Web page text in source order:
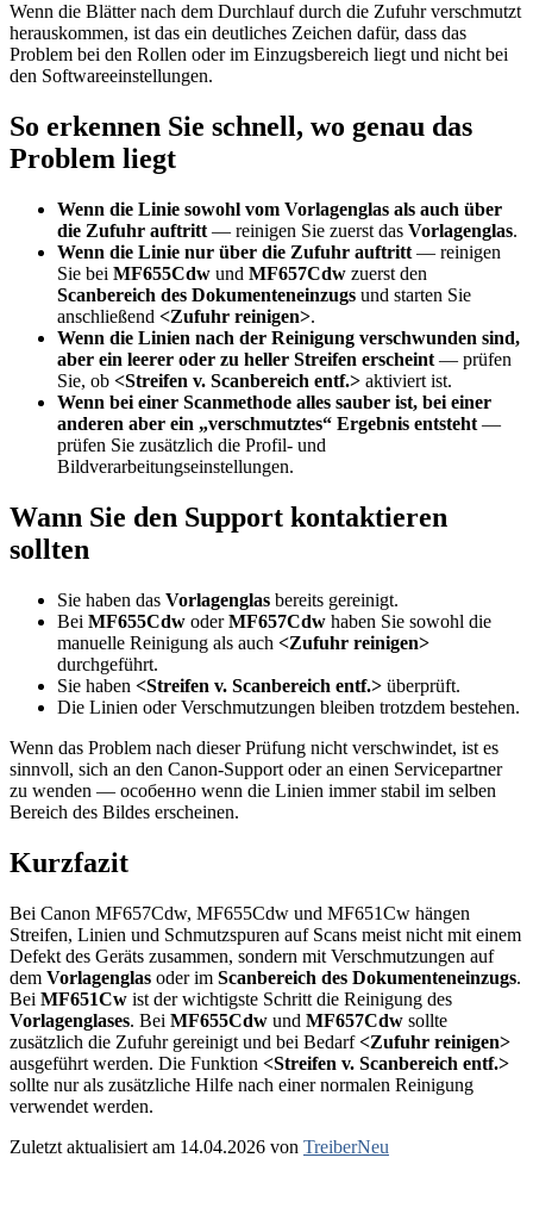
Wenn die Blätter nach dem Durchlauf durch die Zufuhr verschmutzt
herauskommen, ist das ein deutliches Zeichen dafür, dass das
Problem bei den Rollen oder im Einzugsbereich liegt und nicht bei
den Softwareeinstellungen.
So erkennen Sie schnell, wo genau das
Problem liegt
Wenn die Linie sowohl vom Vorlagenglas als auch über
die Zufuhr auftritt — reinigen Sie zuerst das Vorlagenglas.
Wenn die Linie nur über die Zufuhr auftritt — reinigen
Sie bei MF655Cdw und MF657Cdw zuerst den
Scanbereich des Dokumenteneinzugs und starten Sie
anschließend <Zufuhr reinigen>.
Wenn die Linien nach der Reinigung verschwunden sind,
aber ein leerer oder zu heller Streifen erscheint — prüfen
Sie, ob <Streifen v. Scanbereich entf.> aktiviert ist.
Wenn bei einer Scanmethode alles sauber ist, bei einer
anderen aber ein „verschmutztes“ Ergebnis entsteht —
prüfen Sie zusätzlich die Profil- und
Bildverarbeitungseinstellungen.
Wann Sie den Support kontaktieren
sollten
Sie haben das Vorlagenglas bereits gereinigt.
Bei MF655Cdw oderMF657Cdw haben Sie sowohl die
manuelle Reinigung als auch <Zufuhr reinigen>
durchgeführt.
Sie haben <Streifen v. Scanbereich entf.> überprüft.
Die Linien oder Verschmutzungen bleiben trotzdem bestehen.
Wenn das Problem nach dieser Prüfung nicht verschwindet, ist es
sinnvoll, sich an den Canon-Support oder an einen Servicepartner
zu wenden — особенно wenn die Linien immer stabil im selben
Bereich des Bildes erscheinen.
Kurzfazit
Bei Canon MF657Cdw, MF655Cdw und MF651Cw hängen
Streifen, Linien und Schmutzspuren auf Scans meist nicht mit einem
Defekt des Geräts zusammen, sondern mit Verschmutzungen auf
dem Vorlagenglas oder im Scanbereich des Dokumenteneinzugs.
Bei MF651Cw ist der wichtigste Schritt die Reinigung des
Vorlagenglases. Bei MF655Cdw und MF657Cdw sollte
zusätzlich die Zufuhr gereinigt und bei Bedarf<Zufuhr reinigen>
ausgeführt werden. Die Funktion <Streifen v. Scanbereich entf.>
sollte nur als zusätzliche Hilfe nach einer normalen Reinigung
verwendet werden.
Zuletzt aktualisiert am 14.04.2026 von TreiberNeu